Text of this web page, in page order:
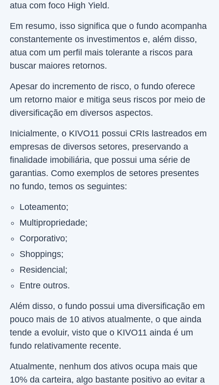
atua com foco High Yield.
Em resumo, isso significa que o fundo acompanha
constantemente os investimentos e, além disso,
atua com um perfil mais tolerante a riscos para
buscar maiores retornos.
Apesar do incremento de risco, o fundo oferece
um retorno maior e mitiga seus riscos por meio de
diversificação em diversos aspectos.
Inicialmente, o KIVO11 possui CRIs lastreados em
empresas de diversos setores, preservando a
finalidade imobiliária, que possui uma série de
garantias. Como exemplos de setores presentes
no fundo, temos os seguintes:
Loteamento;
Multipropriedade;
Corporativo;
Shoppings;
Residencial;
Entre outros.
Além disso, o fundo possui uma diversificação em
pouco mais de 10 ativos atualmente, o que ainda
tende a evoluir, visto que o KIVO11 ainda é um
fundo relativamente recente.
Atualmente, nenhum dos ativos ocupa mais que
10% da carteira, algo bastante positivo ao evitar a